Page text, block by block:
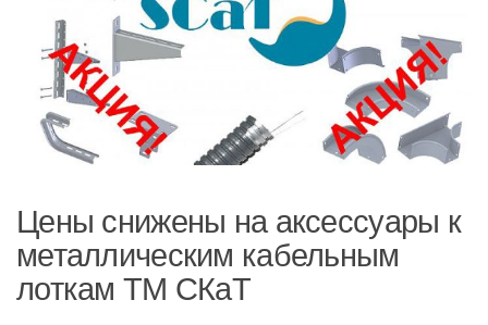
Цены снижены на аксессуары к
металлическим кабельным
лоткам ТМ СКаТ